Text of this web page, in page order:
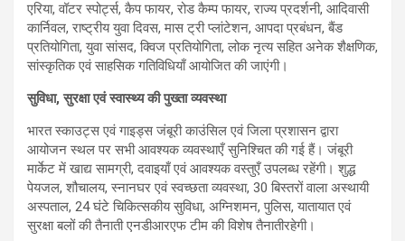
एरिया, वॉटर स्पोर्ट्स, कैप फायर, रोड कैम्प फायर, राज्य प्रदर्शनी, आदिवासी
कार्निवल, राष्ट्रीय युवा दिवस, मास ट्री प्लांटेशन, आपदा प्रबंधन, बैंड
प्रतियोगिता, युवा सांसद, क्विज प्रतियोगिता, लोक नृत्य सहित अनेक शैक्षणिक,
सांस्कृतिक एवं साहसिक गतिविधियाँ आयोजित की जाएंगी।
सुविधा, सुरक्षा एवं स्वास्थ्य की पुख्ता व्यवस्था
भारत स्काउट्स एवं गाइड्स जंबूरी काउंसिल एवं जिला प्रशासन द्वारा
आयोजन स्थल पर सभी आवश्यक व्यवस्थाएँ सुनिश्चित की गई हैं। जंबूरी
मार्केट में खाद्य सामग्री, दवाइयाँ एवं आवश्यक वस्तुएँ उपलब्ध रहेंगी। शुद्ध
पेयजल, शौचालय, स्नानघर एवं स्वच्छता व्यवस्था, 30 बिस्तरों वाला अस्थायी
अस्पताल, 24 घंटे चिकित्सकीय सुविधा, अग्निशमन, पुलिस, यातायात एवं
सुरक्षा बलों की तैनाती एनडीआरएफ टीम की विशेष तैनातीरहेगी।